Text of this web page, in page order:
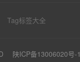
Tag标签大全
陕ICP备13006020号-1